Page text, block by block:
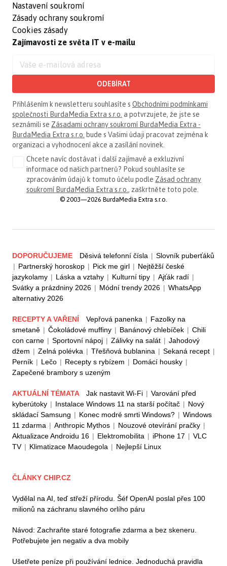
Nastavení soukromí
Zásady ochrany soukromí
Cookies zásady
Zajímavosti ze světa IT v e-mailu
ODEBÍRAT
Přihlášením k newsletteru souhlasíte s Obchodními podmínkami
společnosti BurdaMedia Extra s.r.o. a potvrzujete, že jste se
seznámili se Zásadami ochrany soukromí BurdaMedia Extra -
BurdaMedia Extra s.r.o. bude s Vašimi údaji pracovat zejména k
organizaci a vyhodnocení akce a zasílání novinek.
Chcete navíc dostávat i další zajímavé a exkluzivní
informace od našich partnerů? Pokud souhlasíte se
zpracováním údajů k tomuto účelu podle Zásad ochrany
soukromí BurdaMedia Extra s.r.o. , zaškrtněte toto pole.
© 2003—2026 BurdaMedia Extra s.r.o.
DOPORUČUJEME Děsivá telefonní čísla | Slovník puberťáků
| Partnerský horoskop | Pick me girl | Nejtěžší české
jazykolamy | Láska a vztahy | Kulturní tipy | Ajťák radí |
Svátky a prázdniny 2026 | Módní trendy 2026 | WhatsApp
alternativy 2026
RECEPTY A VAŘENÍ Vepřová panenka | Fazolky na
smetaně | Čokoládové muffiny | Banánový chlebíček | Chili
con carne | Sportovní nápoj | Zálivky na salát | Jahodový
džem | Zelná polévka | Třešňová bublanina | Sekaná recept |
Perník | Lečo | Recepty s rybízem | Domácí housky |
Zapečené brambory s uzeným
AKTUÁLNÍ TÉMATA Jak nastavit Wi-Fi | Varování před
kyberútoky | Instalace Windows 11 na starší počítač | Nový
skládací Samsung | Konec modré smrti Windows? | Windows
11 zdarma | Anthropic Mythos | Nouzové otevírání pračky |
Aktualizace Androidu 16 | Elektromobilita | iPhone 17 | VLC
TV | Klimatizace Maoudegola | Nejlepší Linux
ČLÁNKY CHIP.CZ
Vydělal na AI, teď střeží přírodu. Šéf OpenAI poslal přes 100
milionů na záchranu slavného orlího páru
Návod: Zachraňte staré fotografie zdarma a bez skeneru.
Potřebujete jen negativ a dva mobily
Ušetřete peníze při používání lednice. Jednoduchá pravidla